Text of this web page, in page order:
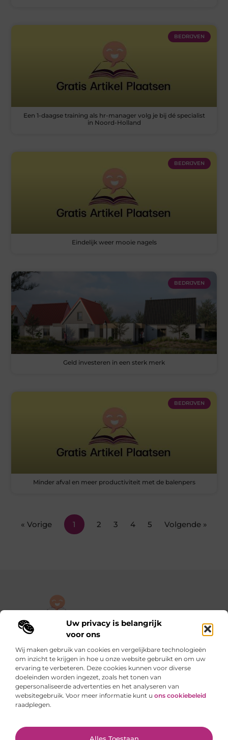
Uw privacy is belangrijk
voor ons
Wij maken gebruik van cookies en vergelijkbare technologieën
om inzicht te krijgen in hoe u onze website gebruikt en om uw
ervaring te verbeteren. Deze cookies kunnen voor diverse
doeleinden worden ingezet, zoals het tonen van
gepersonaliseerde advertenties en het analyseren van
websitegebruik. Voor meer informatie kunt u ons cookiebeleid
raadplegen.
Alles Toestaan Ga Naar
BEDRIJVEN
Een 1-daagse training als hr-manager volg je bij dé specialist
in Noord-Holland
BEDRIJVEN
Eindelijk weer mooie nagels
BEDRIJVEN
Geld investeren in een sterk merk
BEDRIJVEN
Minder afval en meer productiviteit met de balenpers
« Vorige 1 2 3 4 5 Volgende »
De plek om jouw verhaal te delen, gratis en eenvoudig.
Verken een rijke verzameling blogs en artikelen die alles uit het
dagelijks leven behandelen, van persoonlijke verhalen tot
praktische tips.
Onze informatie